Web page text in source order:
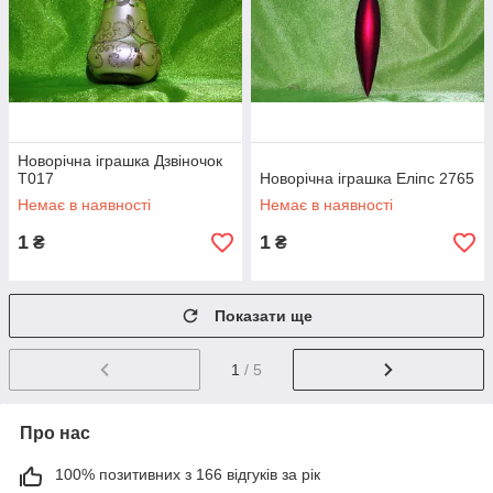
Новорічна іграшка Дзвіночок
Т017
Немає в наявності
1 ₴
Новорічна іграшка Еліпс 2765
Немає в наявності
1 ₴
Показати ще
1 / 5
Про нас
100% позитивних з 166 відгуків за рік